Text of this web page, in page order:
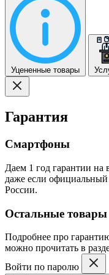
Уцененные товары
Гарантия
Смартфоны
Даем 1 год гарантии на
даже если
России.
Остальные товары
Подробнее про
можно прочитать в
Войти по паролю